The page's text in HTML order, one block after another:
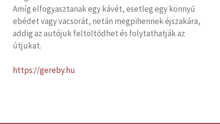
Amíg elfogyasztanak egy kávét, esetleg egy könnyű
ebédet vagy vacsorát, netán megpihennek éjszakára,
addig az autójuk feltöltődhet és folytathatják az
útjukat.
https://gereby.hu